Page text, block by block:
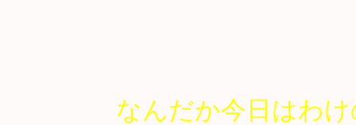
なんだか今日はわ